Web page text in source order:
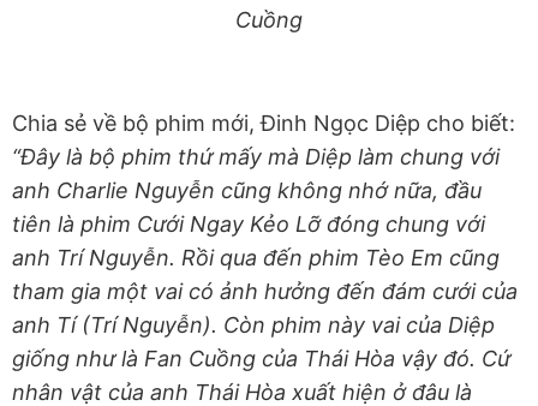
Cuồng
Chia sẻ về bộ phim mới, Đinh Ngọc Diệp cho biết:
“Đây là bộ phim thứ mấy mà Diệp làm chung với
anh Charlie Nguyễn cũng không nhớ nữa, đầu
tiên là phim Cưới Ngay Kẻo Lỡ đóng chung với
anh Trí Nguyễn. Rồi qua đến phim Tèo Em cũng
tham gia một vai có ảnh hưởng đến đám cưới của
anh Tí (Trí Nguyễn). Còn phim này vai của Diệp
giống như là Fan Cuồng của Thái Hòa vậy đó. Cứ
nhân vật của anh Thái Hòa xuất hiện ở đâu là